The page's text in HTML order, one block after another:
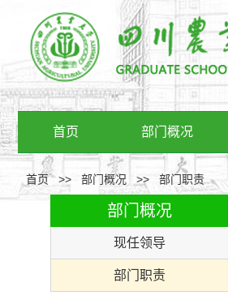
首页 部门概况
首页>> 部门概况 >> 部门职责
部门概况
现任领导
部门职责